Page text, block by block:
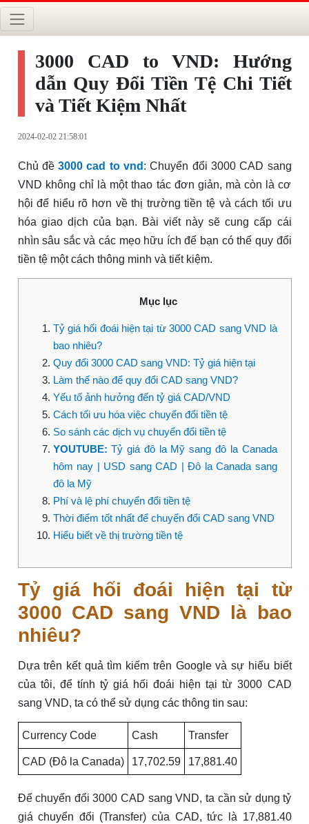
3000 CAD to VND: Hướng
dẫn Quy Đổi Tiền Tệ Chi Tiết
và Tiết Kiệm Nhất
2024-02-02 21:58:01
Chủ đề3000 cad to vnd : Chuyển đổi 3000 CAD sang
VND không chỉ là một thao tác đơn giản, mà còn là cơ
hội để hiểu rõ hơn về thị trường tiền tệ và cách tối ưu
hóa giao dịch của bạn. Bài viết này sẽ cung cấp cái
nhìn sâu sắc và các mẹo hữu ích để bạn có thể quy đổi
tiền tệ một cách thông minh và tiết kiệm.
Mục lục
Tỷ giá hối đoái hiện tại từ 3000 CAD sang VND là
bao nhiêu?
Quy đổi 3000 CAD sang VND: Tỷ giá hiện tại
Làm thế nào để quy đổi CAD sang VND?
Yếu tố ảnh hưởng đến tỷ giá CAD/VND
Cách tối ưu hóa việc chuyển đổi tiền tệ
So sánh các dịch vụ chuyển đổi tiền tệ
YOUTUBE:Tỷ giá đô la Mỹ sang đô la Canada
hôm nay | USD sang CAD | Đô la Canada sang
đô la Mỹ
Phí và lệ phí chuyển đổi tiền tệ
Thời điểm tốt nhất để chuyển đổi CAD sang VND
Hiểu biết về thị trường tiền tệ
Tỷ giá hối đoái hiện tại từ
3000 CAD sang VND là bao
nhiêu?
Dựa trên kết quả tìm kiếm trên Google và sự hiểu biết
của tôi, để tính tỷ giá hối đoái hiện tại từ 3000 CAD
sang VND, ta có thể sử dụng các thông tin sau:
Currency Code Cash Transfer
CAD (Đô la Canada) 17,702.59 17,881.40
Để chuyển đổi 3000 CAD sang VND, ta cần sử dụng tỷ
giá chuyển đổi (Transfer) của CAD, tức là 17,881.40